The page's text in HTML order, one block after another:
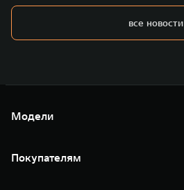
все новости
Модели
TANK 400
TANK 500
Покупателям